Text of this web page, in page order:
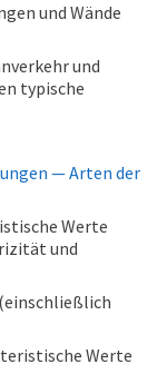
und Wände
und
typische
— Arten der
Werte
und
Werte